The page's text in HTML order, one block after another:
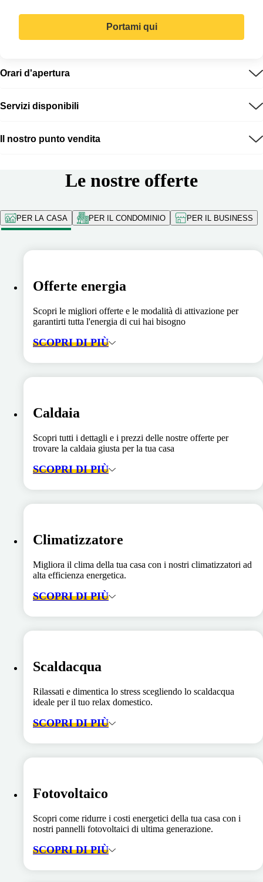
Portami qui
Orari d'apertura
Servizi disponibili
Il nostro punto vendita
Le nostre offerte
PER LA CASA PER IL CONDOMINIO PER IL BUSINESS
Offerte energia
Scopri le migliori offerte e le modalità di attivazione per
garantirti tutta l'energia di cui hai bisogno
SCOPRI DI PIÙ
Caldaia
Scopri tutti i dettagli e i prezzi delle nostre offerte per
trovare la caldaia giusta per la tua casa
SCOPRI DI PIÙ
Climatizzatore
Migliora il clima della tua casa con i nostri climatizzatori ad
alta efficienza energetica.
SCOPRI DI PIÙ
Scaldacqua
Rilassati e dimentica lo stress scegliendo lo scaldacqua
ideale per il tuo relax domestico.
SCOPRI DI PIÙ
Fotovoltaico
Scopri come ridurre i costi energetici della tua casa con i
nostri pannelli fotovoltaici di ultima generazione.
SCOPRI DI PIÙ